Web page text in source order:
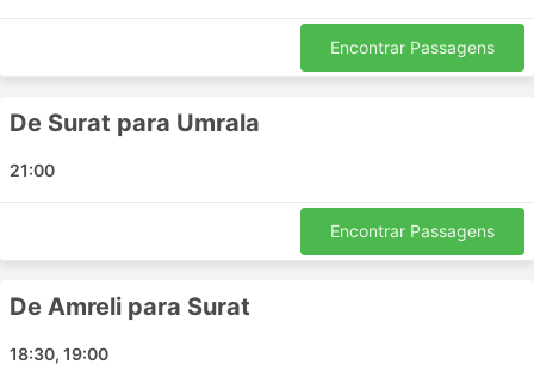
Contras de Viagens de Ônibus
Terminais de ônibus interurbanos mais novos
que os ônibus evitem o congestionamento da
cidade. Infelizmente, isso pode criar dificuldades
extras para os viajantes, também. Chegar a tal
destinos existem restrições aos veículos
usar transportes especiais para chegar lá. Isto
Encontrar Passagens
De Surat para Umrala
21:00
Encontrar Passagens
De Amreli para Surat
18:30, 19:00